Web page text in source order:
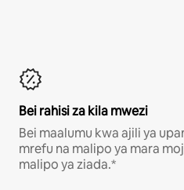
Bei rahisi za kila mwezi
Bei maalumu kwa ajili ya
mrefu na malipo ya mara
malipo ya ziada.*